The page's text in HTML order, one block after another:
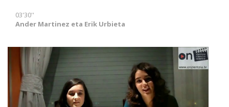
03'30''
Ander Martinez eta Erik Urbieta